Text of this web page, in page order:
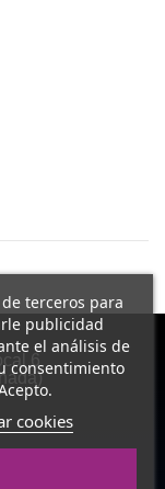
6
terceros para
publicidad
el análisis de
consentimiento
cookies